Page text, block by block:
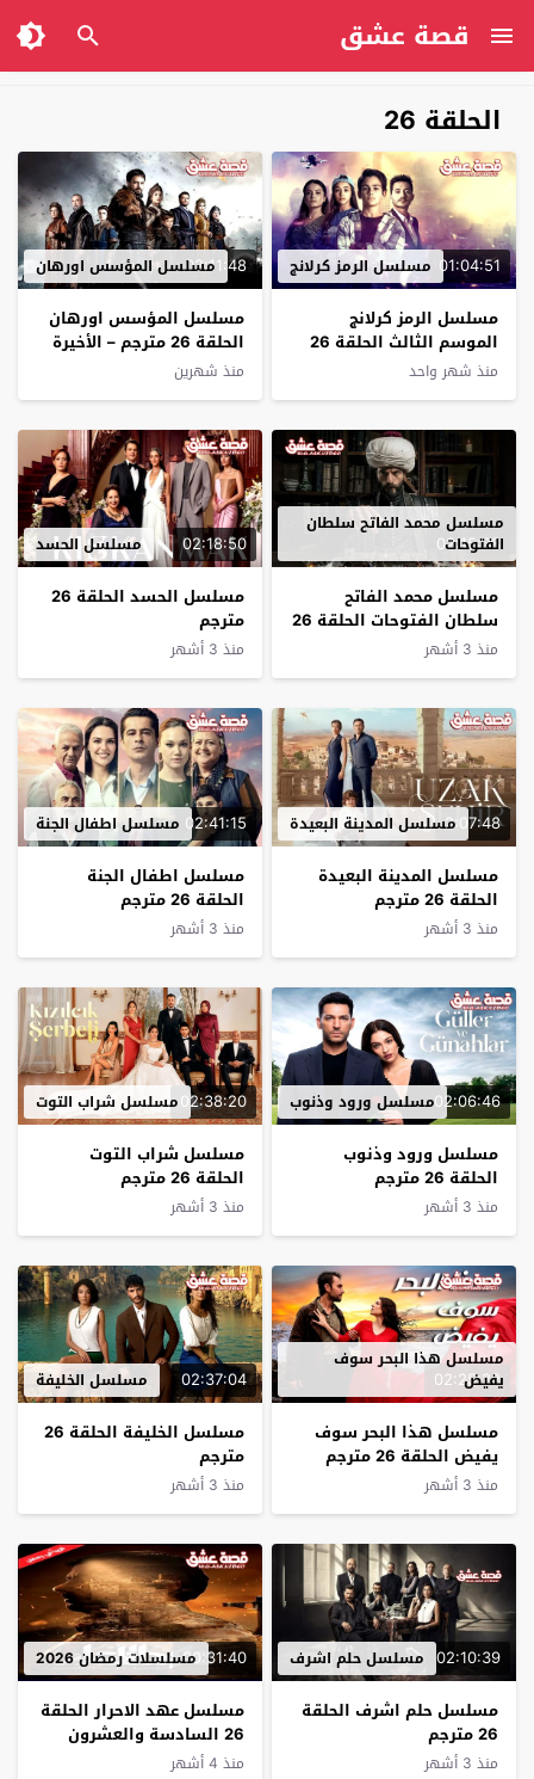
قصة عشق
الحلقة 26
01:04:51 مسلسل الرمز كرلانج
مسلسل الرمز كرلانج
الموسم الثالث الحلقة 26
مترجم
منذ شهر واحد
02:11:48مسلسل المؤسس اورهان
مسلسل المؤسس اورهان
الحلقة 26 مترجم – الأخيرة
منذ شهرين
02:15:38
مسلسل محمد الفاتح سلطان
الفتوحات
مسلسل محمد الفاتح
سلطان الفتوحات الحلقة 26
مترجم
منذ 3 أشهر
02:18:50 مسلسل الحسد
مسلسل الحسد الحلقة 26
مترجم
منذ 3 أشهر
2:07:48مسلسل المدينة البعيدة
مسلسل المدينة البعيدة
الحلقة 26 مترجم
منذ 3 أشهر
02:41:15 مسلسل اطفال الجنة
مسلسل اطفال الجنة
الحلقة 26 مترجم
منذ 3 أشهر
02:06:46مسلسل ورود وذنوب
مسلسل ورود وذنوب
الحلقة 26 مترجم
منذ 3 أشهر
02:38:20مسلسل شراب التوت
مسلسل شراب التوت
الحلقة 26 مترجم
منذ 3 أشهر
02:25:22
مسلسل هذا البحر سوف
يفيض
مسلسل هذا البحر سوف
يفيض الحلقة 26 مترجم
منذ 3 أشهر
02:37:04 مسلسل الخليفة
مسلسل الخليفة الحلقة 26
مترجم
منذ 3 أشهر
02:10:39 مسلسل حلم اشرف
مسلسل حلم اشرف الحلقة
26 مترجم
منذ 3 أشهر
00:31:40مسلسلات رمضان 2026
مسلسل عهد الاحرار الحلقة
26 السادسة والعشرون
منذ 4 أشهر